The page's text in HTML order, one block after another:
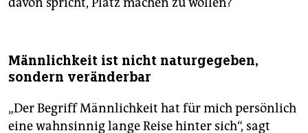
davon spricht, Platz machen zu wollen?
Männlichkeit ist nicht naturgegeben,
sondern veränderbar
„Der Begriff Männlichkeit hat für mich persönlich
eine wahnsinnig lange Reise hinter sich“, sagt